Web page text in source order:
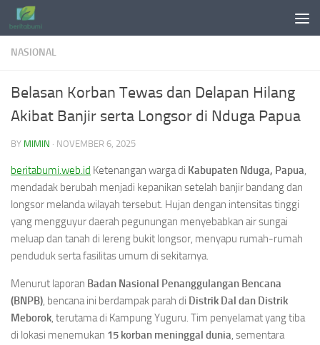
Skip to content
NASIONAL
Belasan Korban Tewas dan Delapan Hilang
Akibat Banjir serta Longsor di Nduga Papua
BY MIMIN · NOVEMBER 6, 2025
beritabumi.web.id Ketenangan warga di Kabupaten Nduga, Papua,
mendadak berubah menjadi kepanikan setelah banjir bandang dan
longsor melanda wilayah tersebut. Hujan dengan intensitas tinggi
yang mengguyur daerah pegunungan menyebabkan air sungai
meluap dan tanah di lereng bukit longsor, menyapu rumah-rumah
penduduk serta fasilitas umum di sekitarnya.
Menurut laporan Badan Nasional Penanggulangan Bencana
(BNPB), bencana ini berdampak parah di Distrik Dal dan Distrik
Meborok, terutama di Kampung Yuguru. Tim penyelamat yang tiba
di lokasi menemukan 15 korban meninggal dunia, sementara